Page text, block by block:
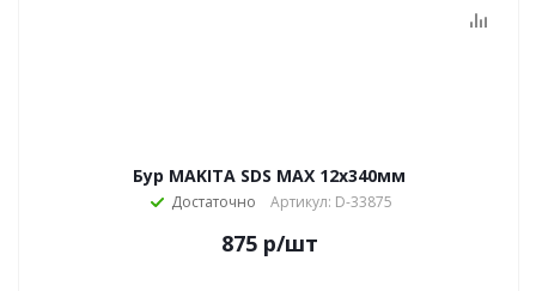
Бур MAKITA SDS MAX 12x340мм
Достаточно Артикул: D-33875
875р/шт